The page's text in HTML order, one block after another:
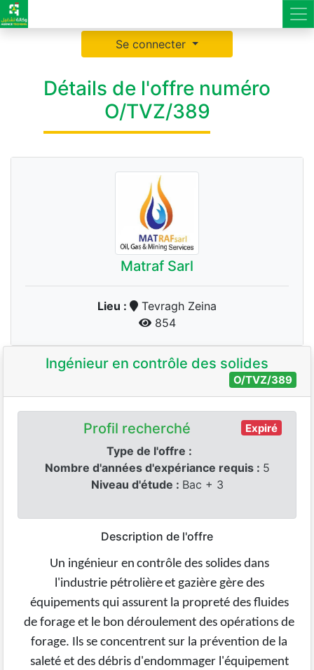
Se connecter
Détails de l'offre numéro
O/TVZ/389
Matraf Sarl
Lieu :
Tevragh Zeina
854
Ingénieur en contrôle des solides
O/TVZ/389
Profil recherché Expiré
Type de l'offre :
Nombre d'années d'expériance requis : 5
Niveau d'étude : Bac + 3
Description de l'offre
Un ingénieur en contrôle des solides dans
l'industrie pétrolière et gazière gère des
équipements qui assurent la propreté des fluides
de forage et le bon déroulement des opérations de
forage. Ils se concentrent sur la prévention de la
saleté et des débris d'endommager l'équipement